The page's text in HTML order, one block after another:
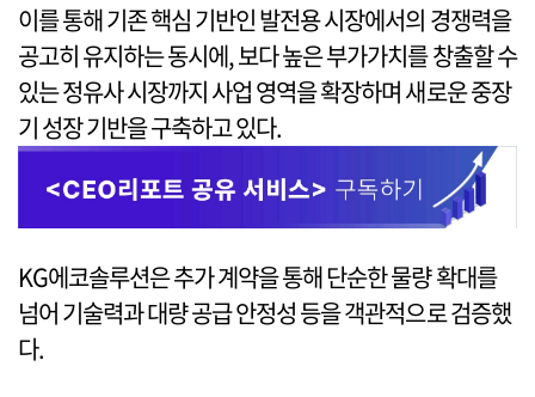
이를 통해 기존 핵심 기반인 발전용 시장에서의 경쟁력을
공고히 유지하는 동시에, 보다 높은 부가가치를 창출할 수
있는 정유사 시장까지 사업 영역을 확장하며 새로운 중장
기 성장 기반을 구축하고 있다.
KG에코솔루션은 추가 계약을 통해 단순한 물량 확대를
넘어 기술력과 대량 공급 안정성 등을 객관적으로 검증했
다.